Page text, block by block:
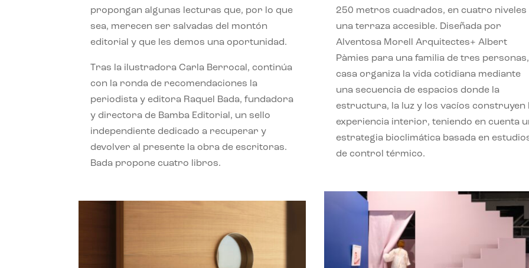
propongan algunas lecturas que, por lo que
sea, merecen ser salvadas del montón
editorial y que les demos una oportunidad.
Tras la ilustradora Carla Berrocal, continúa
con la ronda de recomendaciones la
periodista y editora Raquel Bada, fundadora
y directora de Bamba Editorial, un sello
independiente dedicado a recuperar y
devolver al presente la obra de escritoras.
Bada propone cuatro libros.
250 metros cuadrados, en cuatro niveles
una terraza accesible. Diseñada por
Alventosa Morell Arquitectes+ Albert
Pàmies para una familia de tres
casa organiza la vida cotidiana mediante
una secuencia de espacios donde la
estructura, la luz y los vacíos construyen
experiencia interior, teniendo en cuenta
estrategia bioclimática basada en
de control térmico.